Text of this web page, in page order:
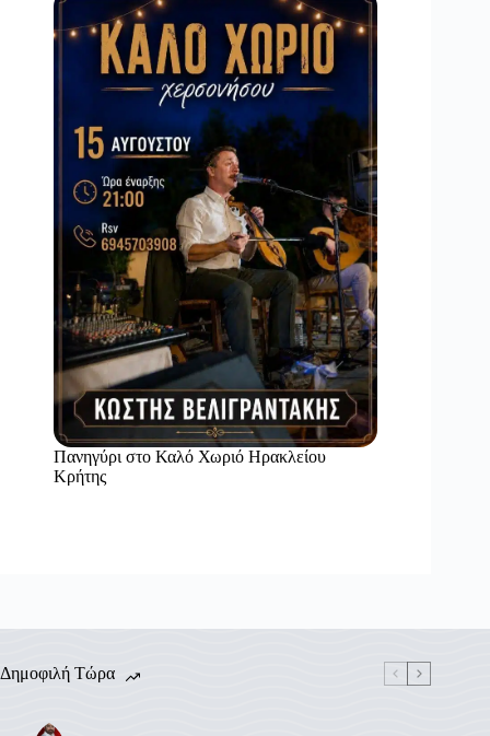
Πανηγύρι στο Καλό Χωριό Ηρακλείου
Κρήτης
Δημοφιλή Τώρα